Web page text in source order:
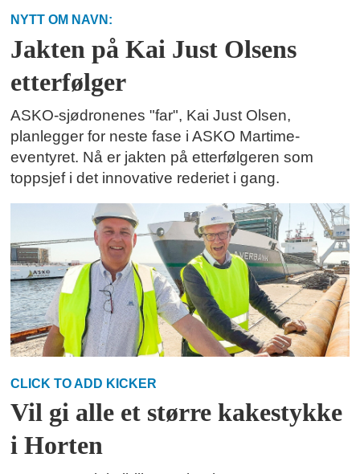
NYTT OM NAVN:
Jakten på Kai Just Olsens
etterfølger
ASKO-sjødronenes "far", Kai Just Olsen,
planlegger for neste fase i ASKO Martime-
eventyret. Nå er jakten på etterfølgeren som
toppsjef i det innovative rederiet i gang.
CLICK TO ADD KICKER
Vil gi alle et større kakestykke
i Horten